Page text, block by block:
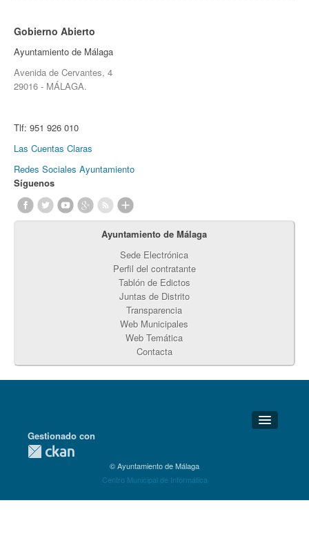
Gobierno Abierto
Ayuntamiento de Málaga
Avenida de Cervantes, 4
29016 - MÁLAGA.
Tlf: 951 926 010
Las Cuentas Claras
Redes Sociales Ayuntamiento
Síguenos
Ayuntamiento de Málaga
Sede Electrónica
Perfil del contratante
Tablón de Edictos
Juntas de Distrito
Transparencia
Web Municipales
Web Temática
Contacta
Detalles Técnicos
Gestionado con
© Ayuntamiento de Málaga
Centro Municipal de Informática